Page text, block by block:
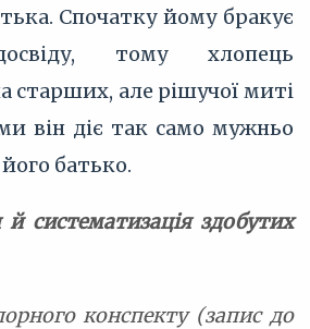
Спочатку йому бракує
тому хлопець
старших, але рішучої миті
він діє так само мужньо
батько.
й систематизація здобутих
конспекту (запис до